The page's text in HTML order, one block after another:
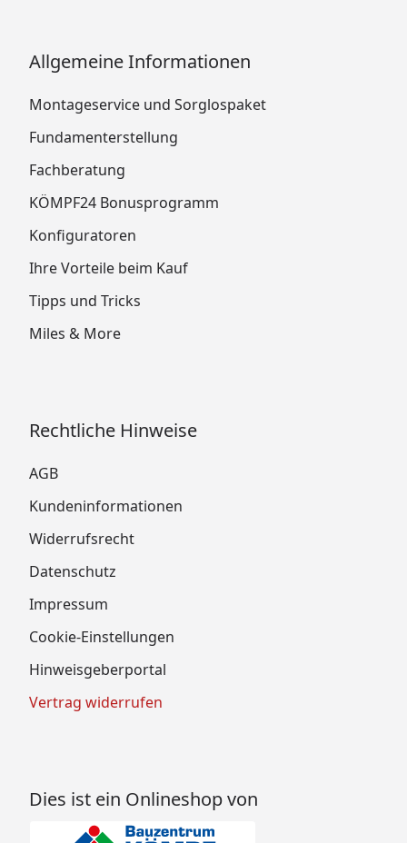
Allgemeine Informationen
Montageservice und Sorglospaket
Fundamenterstellung
Fachberatung
KÖMPF24 Bonusprogramm
Konfiguratoren
Ihre Vorteile beim Kauf
Tipps und Tricks
Miles & More
Rechtliche Hinweise
AGB
Kundeninformationen
Widerrufsrecht
Datenschutz
Impressum
Cookie-Einstellungen
Hinweisgeberportal
Vertrag widerrufen
Dies ist ein Onlineshop von